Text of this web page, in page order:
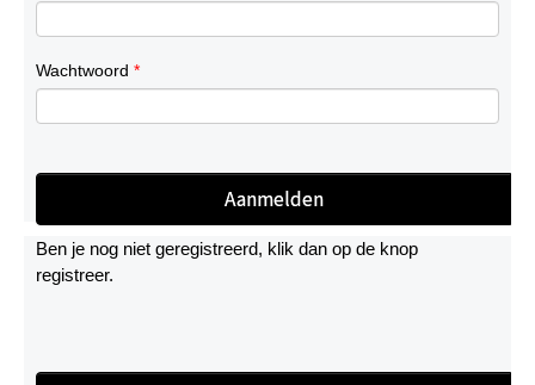
Wachtwoord *
Ben je nog niet geregistreerd, klik dan op de knop
registreer.